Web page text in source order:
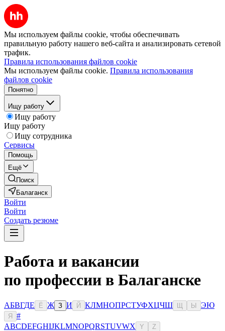
Мы используем файлы cookie, чтобы обеспечивать
правильную работу нашего веб-сайта и анализировать сетевой
трафик.
Правила использования файлов cookie
Мы используем файлы cookie. Правила использования
файлов cookie
Понятно
Ищу работу
Ищу работу
Ищу работу
Ищу сотрудника
Сервисы
Помощь
Ещё
Поиск
Балаганск
Войти
Войти
Создать резюме
Работа и вакансии
по профессии в Балаганске
АБВГДЕ Ё Ж З И Й КЛМНОПРСТУФХЦЧШ Ы ЭЮ
Я
#
ABCDEFGHIJKLMNOPQRSTUVWX Y Z